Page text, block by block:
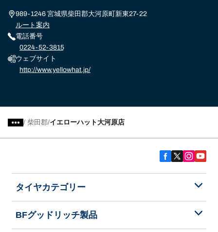
989-1246 宮城県柴田郡大河原町新東27-22
ルート案内
電話番号
0224-52-3815
ウェブサイト
http://www.yellowhat.jp/
/ 柴田郡 イエローハット大河原店
タイヤカテゴリー
BFグッドリッチ製品